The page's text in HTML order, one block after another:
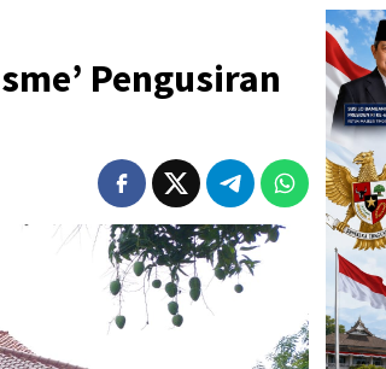
Pengusiran